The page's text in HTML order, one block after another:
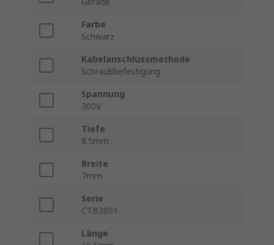
Farbe
Schwarz
Kabelanschlussmethode
Schraubbefestigung
Spannung
300V
Tiefe
8.5mm
Breite
7mm
Serie
CTB3051
Länge